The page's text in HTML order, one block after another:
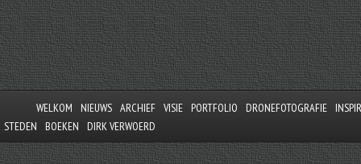
WELKOM NIEUWS ARCHIEF VISIE PORTFOLIO DRONEFOTOGRAFIE
STEDEN
BOEKEN DIRK VERWOERD